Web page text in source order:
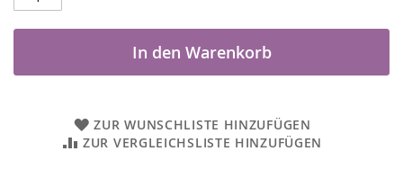
In den Warenkorb
ZUR WUNSCHLISTE HINZUFÜGEN
ZUR VERGLEICHSLISTE HINZUFÜGEN